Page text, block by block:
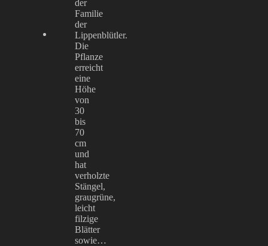
der
Familie
der
Lippenblütler.
Die
Pflanze
erreicht
eine
Höhe
von
30
bis
70
cm
und
hat
verholzte
Stängel,
graugrüne,
leicht
filzige
Blätter
sowie…